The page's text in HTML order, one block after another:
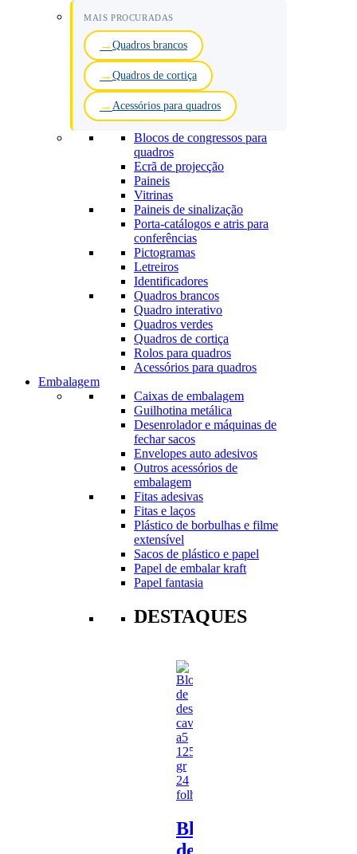
MAIS PROCURADAS
Quadros brancos
Quadros de cortiça
Acessórios para quadros
Blocos de congressos para
quadros
Ecrã de projecção
Paineis
Vitrinas
Paineis de sinalização
Porta-catálogos e atris para
conferências
Pictogramas
Letreiros
Identificadores
Quadros brancos
Quadro interativo
Quadros verdes
Quadros de cortiça
Rolos para quadros
Acessórios para quadros
Embalagem
Caixas de embalagem
Guilhotina metálica
Desenrolador e máquinas de
fechar sacos
Envelopes auto adesivos
Outros acessórios de
embalagem
Fitas adesivas
Fitas e laços
Plástico de borbulhas e filme
extensível
Sacos de plástico e papel
Papel de embalar kraft
Papel fantasia
DESTAQUES
Bloco
de